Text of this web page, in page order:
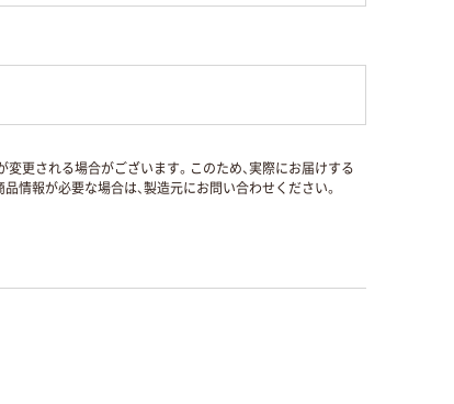
変更される場合がございます。このため、実際にお届けする
情報が必要な場合は、製造元にお問い合わせください。